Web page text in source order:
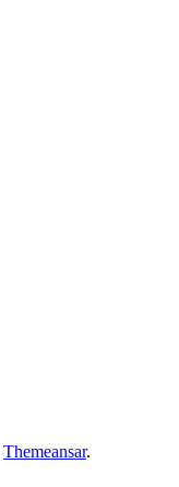
Themeansar.